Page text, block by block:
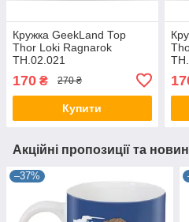
Кружка GeekLand Тор
Thor Loki Ragnarok
TH.02.021
170 ₴ 270 ₴
Купити
Акційні пропозиції та
–37%